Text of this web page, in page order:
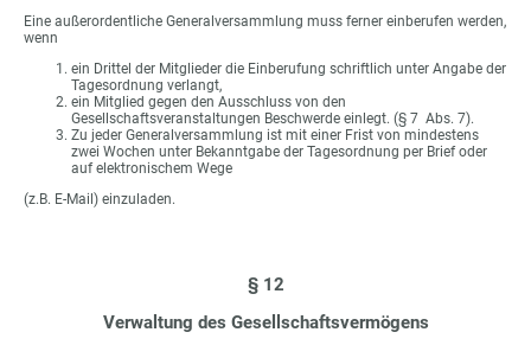
Eine außerordentliche Generalversammlung muss ferner einberufen werden,
wenn
ein Drittel der Mitglieder die Einberufung schriftlich unter Angabe der
Tagesordnung verlangt,
ein Mitglied gegen den Ausschluss von den
Gesellschaftsveranstaltungen Beschwerde einlegt. (§ 7 Abs. 7).
Zu jeder Generalversammlung ist mit einer Frist von mindestens
zwei Wochen unter Bekanntgabe der Tagesordnung per Brief oder
auf elektronischem Wege
(z.B. E-Mail) einzuladen.
§ 12
Verwaltung des Gesellschaftsvermögens